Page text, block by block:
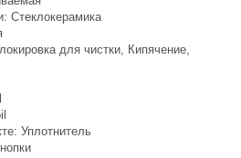
Стеклокерамика
для чистки, Кипячение,
Уплотнитель